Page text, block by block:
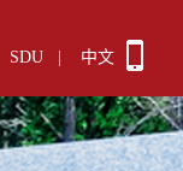
SDU 中文